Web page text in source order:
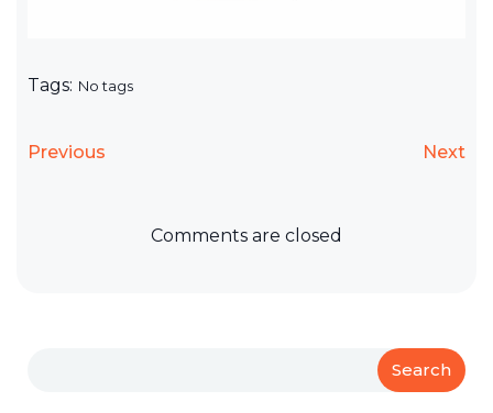
Tags: No tags
Previous Next
Comments are closed
Search